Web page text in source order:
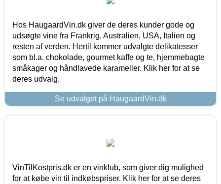
Hos HaugaardVin.dk giver de deres kunder gode og
udsøgte vine fra Frankrig, Australien, USA, Italien og
resten af verden. Hertil kommer udvalgte delikatesser
som bl.a. chokolade, gourmet kaffe og te, hjemmebagte
småkager og håndlavede karameller. Klik her for at se
deres udvalg.
Se udvalget på HaugaardVin.dk
VinTilKostpris.dk er en vinklub, som giver dig mulighed
for at købe vin til indkøbspriser. Klik her for at se deres